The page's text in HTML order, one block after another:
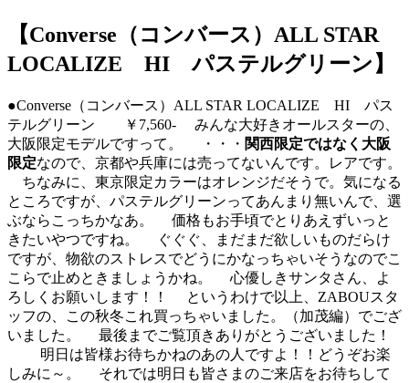
【Converse（コンバース）ALL STAR
LOCALIZE HI パステルグリーン】
●Converse（コンバース）ALL STAR LOCALIZE HI パス
テルグリーン ￥7,560- みんな大好きオールスターの、
大阪限定モデルですって。 ・・・ 関西限定ではなく大阪
限定なので、京都や兵庫には売ってないんです。レアです。
ちなみに、東京限定カラーはオレンジだそうで。気になる
ところですが、パステルグリーンってあんまり無いんで、選
ぶならこっちかなあ。 価格もお手頃でとりあえずいっと
きたいやつですね。
ぐぐぐ、まだまだ欲しいものだらけ
ですが、物欲のストレスでどうにかなっちゃいそうなのでこ
こらで止めときましょうかね。 心優しきサンタさん、よ
ろしくお願いします！！ というわけで以上、ZABOUスタ
ッフの、この秋冬これ買っちゃいました。（加茂編）でござ
いました。 最後までご覧頂きありがとうございました！
明日は皆様お待ちかねのあの人ですよ！！どうぞお楽
しみに～。 それでは明日も皆さまのご来店をお待ちして